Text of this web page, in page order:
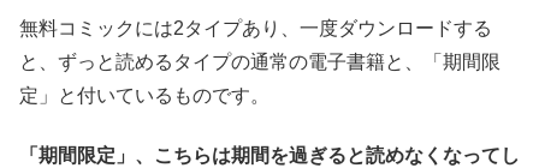
無料コミックには2タイプあり、一度ダウンロードする
と、ずっと読めるタイプの通常の電子書籍と、「期間限
定」と付いているものです。
「期間限定」、こちらは期間を過ぎると読めなくなってし